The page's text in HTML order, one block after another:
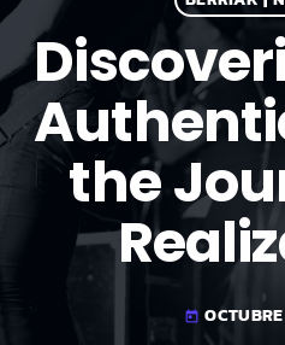
the
today